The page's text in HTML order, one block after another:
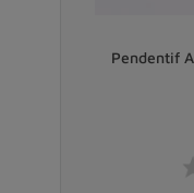
Pendentif